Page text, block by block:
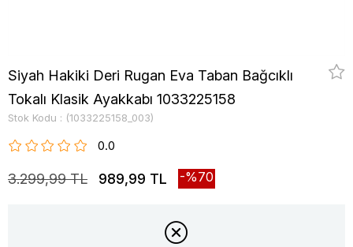
Siyah Hakiki Deri Rugan Eva Taban Bağcıklı
Tokalı Klasik Ayakkabı 1033225158
Stok Kodu (1033225158_003)
0.0
3.299,99 TL 989,99 TL 70